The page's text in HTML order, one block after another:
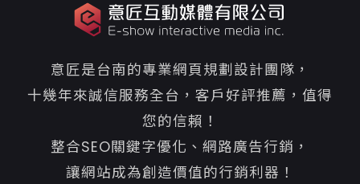
意匠是台南的專業網頁規劃設計團隊，
十幾年來誠信服務全台，客戶好評推薦，值得
您的信賴！
整合SEO關鍵字優化、網路廣告行銷，
讓網站成為創造價值的行銷利器！